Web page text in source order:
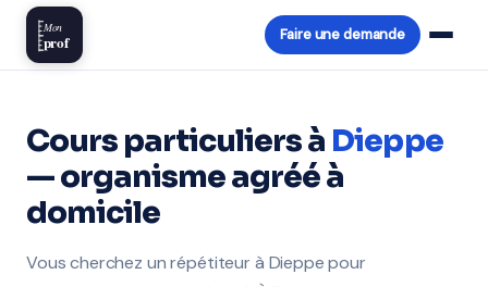
Mon
prof Faire une demande
Cours particuliers à Dieppe
— organisme agréé à
domicile
Vous cherchez un répétiteur à Dieppe pour